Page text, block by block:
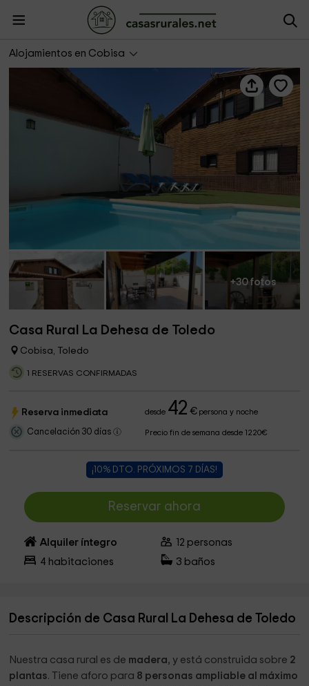
Alojamientos en Cobisa
Casa Rural La Dehesa de Toledo
+30 fotos
Casa Rural La Dehesa de Toledo
Cobisa, Toledo
1 RESERVAS CONFIRMADAS
Reserva inmediata desde 42 €persona y noche
Cancelación 30 días Precio fin de semana desde 1220€
¡10% DTO. PRÓXIMOS 7 DÍAS!
Reservar ahora
Alquiler íntegro 12 personas
4 habitaciones 3 baños
Descripción de Casa Rural La Dehesa de Toledo
Nuestra casa rural es de madera, y está construida sobre 2
plantas. Tiene aforo para 8 personas ampliable al máximo